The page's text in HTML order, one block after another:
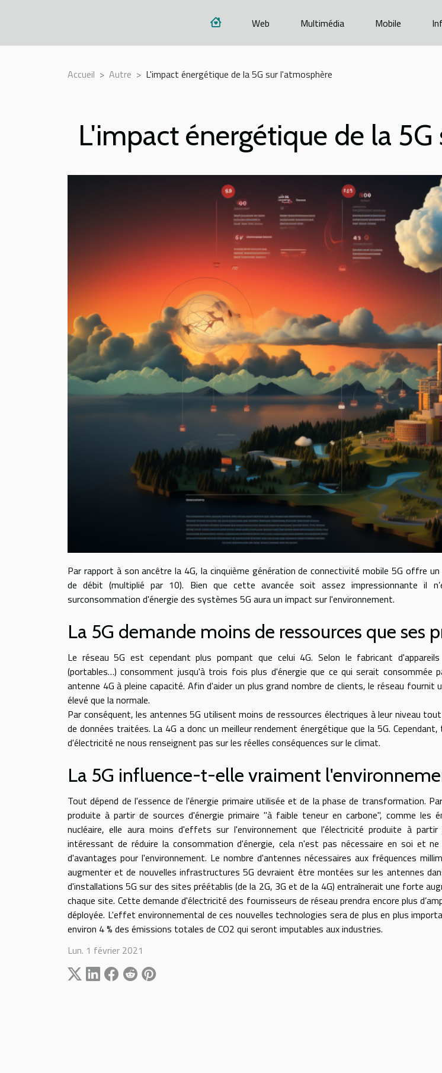
Web Multimédia Mobile
Accueil Autre L'impact énergétique de la 5G sur l'atmosphère
L'impact énergétique de la
Par rapport à son ancêtre la 4G, la cinquième génération de connectivité mobile 5G offre
de débit (multiplié par 10). Bien que cette avancée soit assez impressionnante il
surconsommation d'énergie des systèmes 5G aura un impact sur l'environnement.
La 5G demande moins de ressources que ses
Le réseau 5G est cependant plus pompant que celui 4G. Selon le fabricant
(portables…) consomment jusqu'à trois fois plus d'énergie que ce qui serait consommée
antenne 4G à pleine capacité. Afin d'aider un plus grand nombre de clients, le réseau fournit
élevé que la normale.
Par conséquent, les antennes 5G utilisent moins de ressources électriques à leur niveau
de données traitées. La 4G a donc un meilleur rendement énergétique que la 5G.
d'électricité ne nous renseignent pas sur les réelles conséquences sur le climat.
La 5G influence-t-elle vraiment
Tout dépend de l'essence de l'énergie primaire utilisée et de la phase de transformation.
produite à partir de sources d'énergie primaire "à faible teneur en carbone", comme les
nucléaire, elle aura moins d'effets sur l'environnement que l'électricité produite à
intéressant de réduire la consommation d'énergie, cela n'est pas nécessaire en soi et
d'avantages pour l'environnement. Le nombre d'antennes nécessaires aux fréquences
augmenter et de nouvelles infrastructures 5G devraient être montées sur les antennes
d'installations 5G sur des sites préétablis (de la 2G, 3G et de la 4G) entraînerait une forte
chaque site. Cette demande d'électricité des fournisseurs de réseau prendra encore plus
déployée. L'effet environnemental de ces nouvelles technologies sera de plus en plus
environ 4 % des émissions totales de CO2 qui seront imputables aux industries.
Lun. 1 février 2021